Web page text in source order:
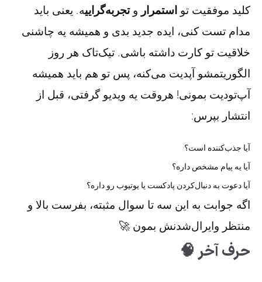
کلید موفقیت تو استمرار وتجربه‌گراییه. یعنی باید
مدام تست کنی، ایده جدید بدی و همیشه یه چاشنی
خلاقیت تو کارت داشته باشی. تیک‌تاک هر روز
الگوریتمشو آپدیت می‌کنه، پس تو هم باید همیشه
آپ‌تو‌دیت بمونی! هروقت یه ویدیو گرفتی، قبل از
انتشار بپرس:
آیا جذب‌کننده است؟
آیا یه پیام مشخص داره؟
آیا دعوت به دنبال‌کردن پادکست یا یوتیوب رو داره؟
اگه جوابت به این سه تا سوال مثبته، بفرست بالا و
منتظر وایرال‌شدنش بمون 🚀
حرف آخر 🧠